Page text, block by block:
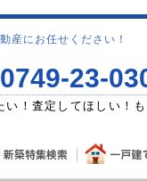
産にお任せください！
0749-23-
い！査定してほしい！